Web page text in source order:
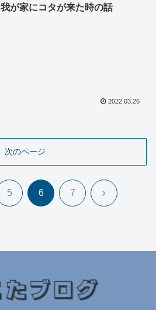
我が家にコタが来た時の話
2022.03.26
次のページ
5 6 7 次